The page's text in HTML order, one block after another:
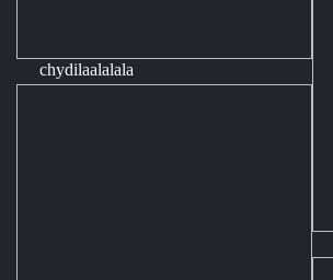
chydilaalalala